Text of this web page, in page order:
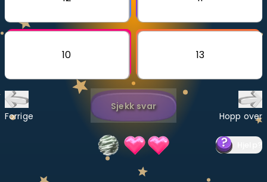
Bestill privatundervisning
Velg læreplan
Logg inn
10 13
Forrige
Sjekk svar
Hopp over
?